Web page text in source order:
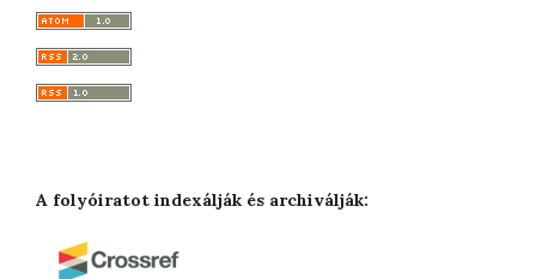
A folyóiratot indexálják és archiválják: